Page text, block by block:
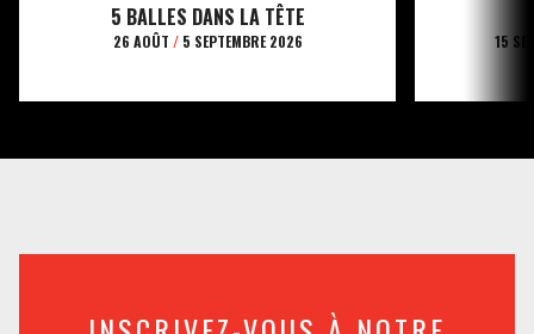
5 BALLES DANS LA TÊTE
26 AOÛT /5 SEPTEMBRE 2026 15